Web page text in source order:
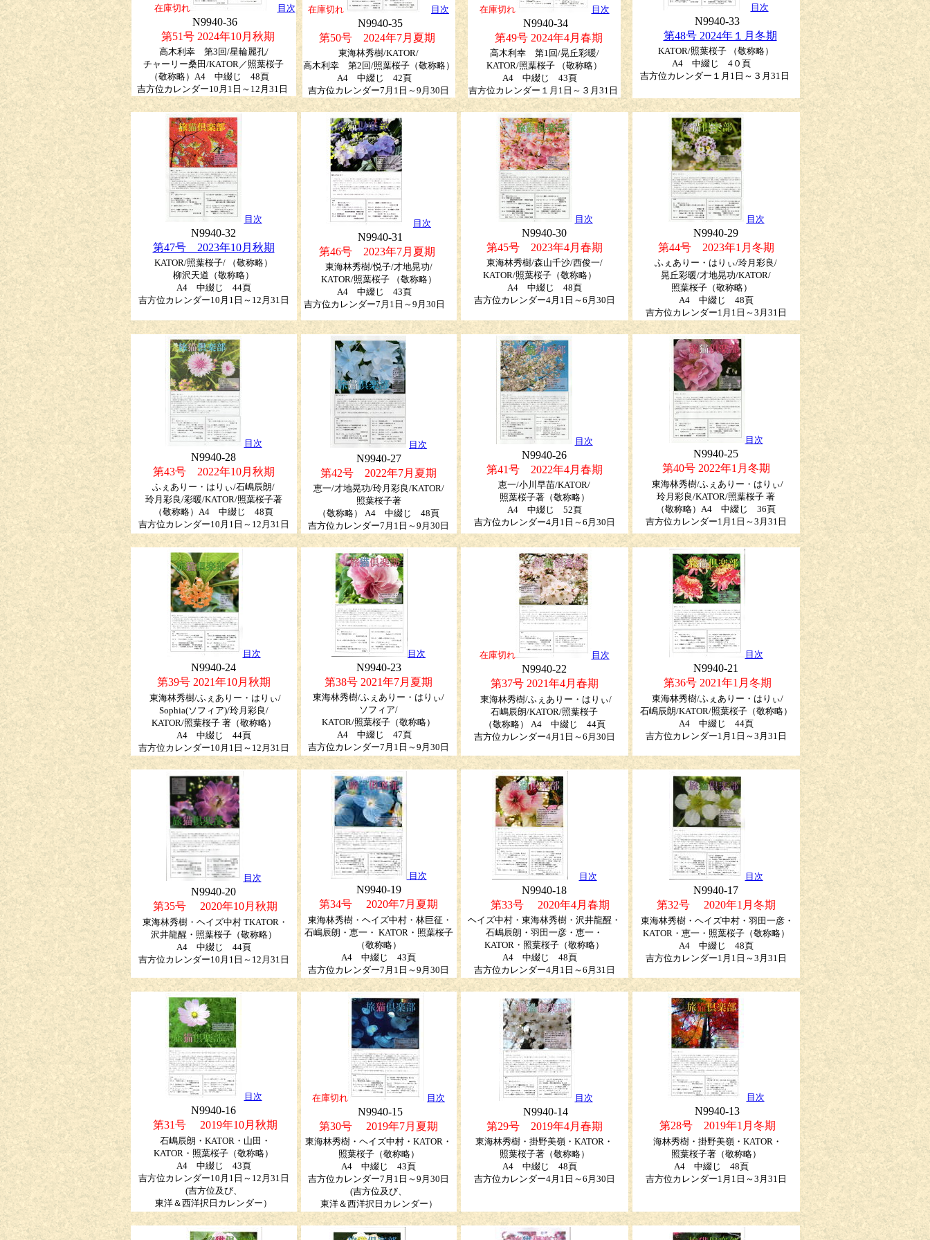
在庫切れ 目次
N9940-36
第51号 2024年10月秋期
高木利幸 第3回/星輪麗孔/
チャーリー桑田/KATOR／照葉桜子
（敬称略）A4 中綴じ 48頁
吉方位カレンダー10月1日～12月31日
在庫切れ 目次
N9940-35
第50号 2024年7月夏期
東海林秀樹/KATOR/
高木利幸 第2回/照葉桜子（敬称略）
A4 中綴じ 42頁
吉方位カレンダー7月1日～9月30日
在庫切れ 目次
N9940-34
第49号 2024年4月春期
高木利幸 第1回/晃丘彩暖/
KATOR/照葉桜子 （敬称略）
A4 中綴じ 43頁
吉方位カレンダー１月1日～３月31日
目次
N9940-33
第48号 2024年１月冬期
KATOR/照葉桜子 （敬称略）
A4 中綴じ 4０頁
吉方位カレンダー１月1日～３月31日
目次
N9940-32
第47号 2023年10月秋期
KATOR/照葉桜子/ （敬称略）
柳沢天道（敬称略）
A4 中綴じ 44頁
吉方位カレンダー10月1日～12月31日
目次
N9940-31
第46号 2023年7月夏期
東海林秀樹/悦子/才地晃功/
KATOR/照葉桜子 （敬称略）
A4 中綴じ 43頁
吉方位カレンダー7月1日～9月30日
目次
N9940-30
第45号 2023年4月春期
東海林秀樹/森山千沙/西俊一/
KATOR/照葉桜子（敬称略）
A4 中綴じ 48頁
吉方位カレンダー4月1日～6月30日
目次
N9940-29
第44号 2023年1月冬期
ふぇありー・はりぃ/玲月彩良/
晃丘彩暖/才地晃功/KATOR/
照葉桜子（敬称略）
A4 中綴じ 48頁
吉方位カレンダー1月1日～3月31日
目次
N9940-28
第43号 2022年10月秋期
ふぇありー・はりぃ/石嶋辰朗/
玲月彩良/彩暖/KATOR/照葉桜子著
（敬称略） A4 中綴じ 48頁
吉方位カレンダー10月1日～12月31日
目次
N9940-27
第42号 2022年7月夏期
恵一/才地晃功/玲月彩良/KATOR/
照葉桜子著
（敬称略） A4 中綴じ 48頁
吉方位カレンダー7月1日～9月30日
目次
N9940-26
第41号 2022年4月春期
恵一/小川早苗/KATOR/
照葉桜子著（敬称略）
A4 中綴じ 52頁
吉方位カレンダー4月1日～6月30日
目次
N9940-25
第40号 2022年1月冬期
東海林秀樹/ふぇありー・はりぃ/
玲月彩良/KATOR/照葉桜子 著
（敬称略） A4 中綴じ 36頁
吉方位カレンダー1月1日～3月31日
目次
N9940-24
第39号 2021年10月秋期
東海林秀樹/ふぇありー・はりぃ/
Sophia(ソフィア)/玲月彩良/
KATOR/照葉桜子著（敬称略）
A4 中綴じ 44頁
吉方位カレンダー10月1日～12月31日
目次
N9940-23
第38号 2021年7月夏期
東海林秀樹/ふぇありー・はりぃ/
ソフィア/
KATOR/照葉桜子 （敬称略）
A4 中綴じ 47頁
吉方位カレンダー7月1日～9月30日
在庫切れ 目次
N9940-22
第37号 2021年4月春期
東海林秀樹/ふぇありー・はりぃ/
石嶋辰朗/KATOR/照葉桜子
（敬称略） A4 中綴じ 44頁
吉方位カレンダー4月1日～6月30日
目次
N9940-21
第36号 2021年1月冬期
東海林秀樹/ふぇありー・はりぃ/
石嶋辰朗/KATOR/照葉桜子（敬称略）
A4 中綴じ 44頁
吉方位カレンダー1月1日～3月31日
目次
N9940-20
第35号 2020年10月秋期
東海林秀樹・ヘイズ中村 TKATOR・
沢井龍醒・照葉桜子（敬称略）
A4 中綴じ 44頁
吉方位カレンダー10月1日～12月31日
目次
N9940-19
第34号 2020年7月夏期
東海林秀樹・ヘイズ中村・林巨征・
石嶋辰朗・恵一・ KATOR・照葉桜子
（敬称略）
A4 中綴じ 43頁
吉方位カレンダー7月1日～9月30日
目次
N9940-18
第33号 2020年4月春期
ヘイズ中村・東海林秀樹・沢井龍醒・
石嶋辰朗・羽田一彦・恵一・
KATOR・照葉桜子（敬称略）
A4 中綴じ 48頁
吉方位カレンダー4月1日～6月31日
目次
N9940-17
第32号 2020年1月冬期
東海林秀樹・ヘイズ中村・羽田一彦・
KATOR・恵一・照葉桜子（敬称略）
A4 中綴じ 48頁
吉方位カレンダー1月1日～3月31日
目次
N9940-16
第31号 2019年10月秋期
石嶋辰朗・KATOR・山田・
KATOR・照葉桜子（敬称略）
A4 中綴じ 43頁
吉方位カレンダー10月1日～12月31日
(吉方位及び、
東洋＆西洋択日カレンダー）
在庫切れ 目次
N9940-15
第30号 2019年7月夏期
東海林秀樹・ヘイズ中村・KATOR・
照葉桜子（敬称略）
A4 中綴じ 43頁
吉方位カレンダー7月1日～9月30日
(吉方位及び、
東洋＆西洋択日カレンダー）
目次
N9940-14
第29号 2019年4月春期
東海林秀樹・掛野美嶺・KATOR・
照葉桜子著（敬称略）
A4 中綴じ 48頁
吉方位カレンダー4月1日～6月30日
目次
N9940-13
第28号 2019年1月冬期
海林秀樹・掛野美嶺・KATOR・
照葉桜子著（敬称略）
A4 中綴じ 48頁
吉方位カレンダー1月1日～3月31日